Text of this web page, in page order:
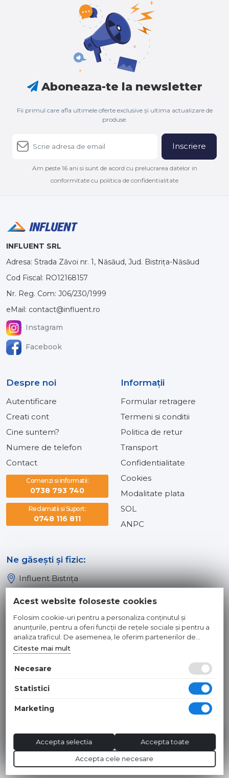
Aboneaza-te la newsletter
Fii primul care afla ultimele oferte exclusive și ultima actualizare de
produse.
Inscriere
Am peste 16 ani si sunt de acord cu prelucrarea datelor in
conformitate cu politica de confidentialitate
INFLUENT SRL
Adresa: Strada Zăvoi nr. 1, Năsăud, Jud. Bistrița-Năsăud
Cod Fiscal: RO12168157
Nr. Reg. Com: J06/230/1999
eMail: contact@influent.ro
Instagram
Facebook
Despre noi
Autentificare
Creati cont
Cine suntem?
Numere de telefon
Contact
Comenzi si informatii:
0738 793 740
Reclamatii si Suport:
0748 116 811
Informaţii
Formular retragere
Termeni si conditii
Politica de retur
Transport
Confidentialitate
Cookies
Modalitate plata
SOL
ANPC
Ne găsești și fizic:
Influent Bistrița
Influent Dej
© 2026 INFLUENT SRL
Toate preturile sunt exprimate in lei si includ tva. Ofertele sunt
Hosted byNameBox
Acest website foloseste cookies
Folosim cookie-uri pentru a personaliza conținutul și
anunțurile, pentru a oferi funcții de rețele sociale și pentru a
analiza traficul. De asemenea, le oferim partenerilor de
rețele sociale, de publicitate și de analize informații cu privire
la modul în care folosiți site-ul nostru. Aceștia le pot combina
cu alte informații oferite de dvs. sau culese în urma folosirii
Citeste mai mult
Necesare
Statistici
Marketing
Accepta cele necesare
Accepta selectia Accepta toate